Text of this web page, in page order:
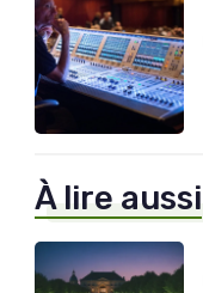
À lire aussi